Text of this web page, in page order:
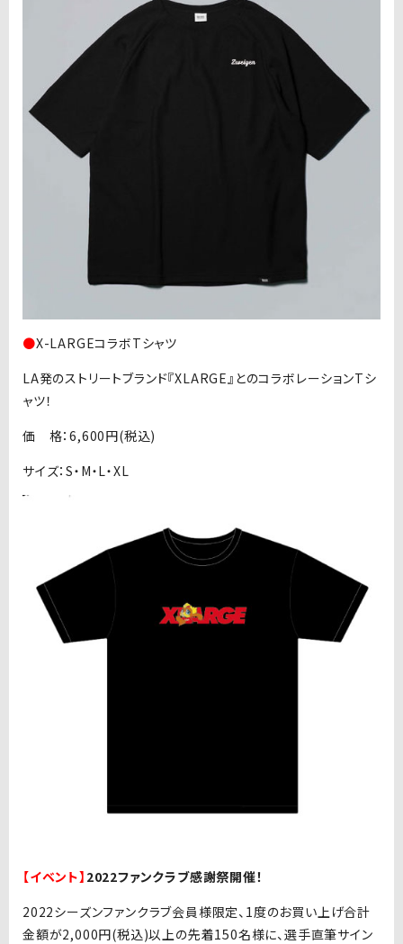
●X-LARGEコラボTシャツ
LA発のストリートブランド『XLARGE』とのコラボレーションTシ
ャツ！
価 格：6,600円(税込)
サイズ：S・M・L・XL
【イベント】 2022ファンクラブ感謝祭開催！
2022シーズンファンクラブ会員様限定、1度のお買い上げ合計
金額が2,000円(税込)以上の先着150名様に、選手直筆サイン